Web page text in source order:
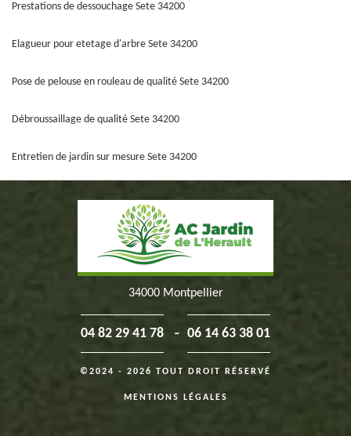
Prestations de dessouchage Sete 34200
Elagueur pour etetage d'arbre Sete 34200
Pose de pelouse en rouleau de qualité Sete 34200
Débroussaillage de qualité Sete 34200
Entretien de jardin sur mesure Sete 34200
34000 Montpellier
04 82 29 41 78 - 06 14 63 38 01
©2024 - 2026 TOUT DROIT RÉSERVÉ
MENTIONS LÉGALES